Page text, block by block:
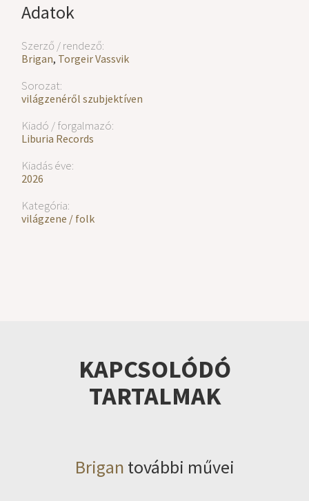
Adatok
Szerző / rendező:
Brigan, Torgeir Vassvik
Sorozat:
világzenéről szubjektíven
Kiadó / forgalmazó:
Liburia Records
Kiadás éve:
2026
Kategória:
világzene / folk
KAPCSOLÓDÓ
TARTALMAK
Brigan további művei